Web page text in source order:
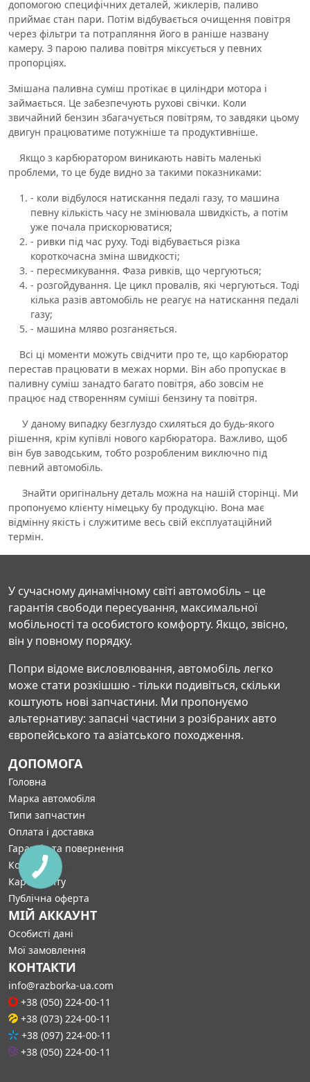
допомогою специфічних деталей, жиклерів, паливо
приймає стан пари. Потім відбувається очищення повітря
через фільтри та потрапляння його в раніше названу
камеру. З парою палива повітря міксується у певних
пропорціях.
Змішана паливна суміш протікає в циліндри мотора і
займається. Це забезпечують рухові свічки. Коли
звичайний бензин збагачується повітрям, то завдяки цьому
двигун працюватиме потужніше та продуктивніше.
Якщо з карбюратором виникають навіть маленькі
проблеми, то це буде видно за такими показниками:
- коли відбулося натискання педалі газу, то машина
певну кількість часу не змінювала швидкість, а потім
уже почала прискорюватися;
- ривки під час руху. Тоді відбувається різка
короткочасна зміна швидкості;
- пересмикування. Фаза ривків, що чергуються;
- розгойдування. Це цикл провалів, які чергуються. Тоді
кілька разів автомобіль не реагує на натискання педалі
газу;
- машина мляво розганяється.
Всі ці моменти можуть свідчити про те, що карбюратор
перестав працювати в межах норми. Він або пропускає в
паливну суміш занадто багато повітря, або зовсім не
працює над створенням суміші бензину та повітря.
У даному випадку безглуздо схиляться до будь-якого
рішення, крім купівлі нового карбюратора. Важливо, щоб
він був заводським, тобто розробленим виключно під
певний автомобіль.
Знайти оригінальну деталь можна на нашій сторінці. Ми
пропонуємо клієнту німецьку бу продукцію. Вона має
відмінну якість і служитиме весь свій експлуатаційний
термін.
У сучасному динамічному світі автомобіль – це
гарантія свободи пересування, максимальної
мобільності та особистого комфорту. Якщо, звісно,
він у повному порядку.
Попри відоме висловлювання, автомобіль легко
може стати розкішшю - тільки подивіться, скільки
коштують нові запчастини. Ми пропонуємо
альтернативу: запасні частини з розібраних авто
європейського та азіатського походження.
ДОПОМОГА
Головна
Марка автомобіля
Типи запчастин
Оплата і доставка
Гарантія та повернення
Контакти
Карта сайту
Публічна оферта
МІЙ АККАУНТ
Особисті дані
Мої замовлення
КОНТАКТИ
info@razborka-ua.com
+38 (050) 224-00-11
+38 (073) 224-00-11
+38 (097) 224-00-11
+38 (050) 224-00-11